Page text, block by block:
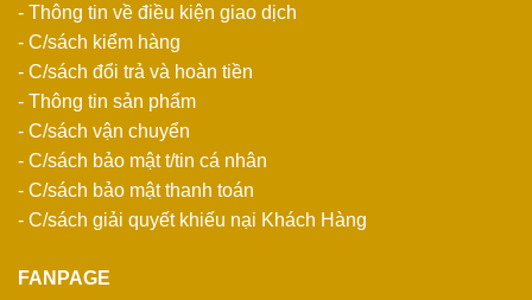
- Thông tin về điều kiện giao dịch
- C/sách kiểm hàng
- C/sách đổi trả và hoàn tiền
- Thông tin sản phẩm
- C/sách vận chuyển
- C/sách bảo mật t/tin cá nhân
- C/sách bảo mật thanh toán
- C/sách giải quyết khiếu nại Khách Hàng
FANPAGE